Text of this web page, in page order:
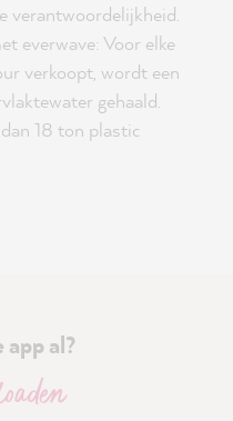
verantwoordelijkheid.
everwave: Voor elke
verkoopt, wordt een
gehaald.
18 ton plastic
app al?